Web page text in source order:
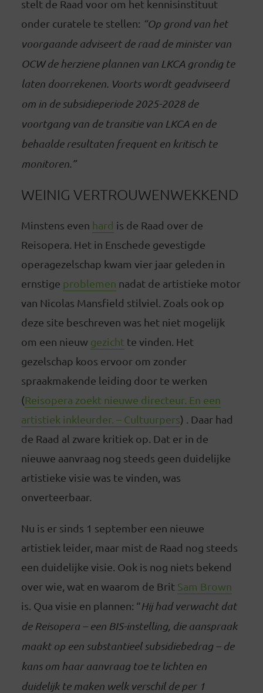
stelt de Raad voor om het kennisinstituut
onder curatele te stellen: “Op grond van het
voorgaande adviseert de raad de minister van
OCW de herziene plannen van LKCA grondig te
laten doorrekenen. Voorts wordt geadviseerd
om in de subsidieperiode 2025-2028 de
voortgang van de transitie van LKCA en de
behaalde resultaten frequent en kritisch te
monitoren.”
WEINIG VERTROUWENWEKKEND
Minstens even hard is de Raad over de
Reisopera. Het in Enschede gevestigde
operagezelschap kwam vier jaar geleden in
ernstige problemen nadat de artistieke motor
van Nicolas Mansfield stilviel. Zoals ook op
deze site beschreven was het niet mogelijk
om een nieuw gezichtte vinden. Het
gezelschap koos ervoor om zonder
spraakmakende leiding door te werken
(Reisopera zoekt nieuwe directeur. En een
artistiek inkleurder. – Cultuurpers) . Daar had
de Raad al zware kritiek op. Dat er in de
nieuwe aanvraag nog steeds geen duidelijke
artistieke visie was te vinden, was
onverteerbaar.
Nu is er sinds 1 september een nieuwe
artistiek leider, maar mist de Raad nog steeds
een duidelijke visie. Ook is nog niets bekend
over wie, wat en waarom de Brit Sam Brown
is. Qua visie en plannen: “Hij had verwacht dat
de Reisopera – een BIS-instelling, die aanspraak
maakt op een substantieel subsidiebedrag – de
kans om haar aanvraag toe te lichten en
duidelijk te maken welk verschil de per 1